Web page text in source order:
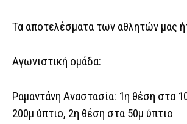
Τα αποτελέσματα των αθλητών μας
Αγωνιστική ομάδα:
Ραμαντάνη Αναστασία: 1η θέση στα
200μ ύπτιο, 2η θέση στα 50μ ύπτιο